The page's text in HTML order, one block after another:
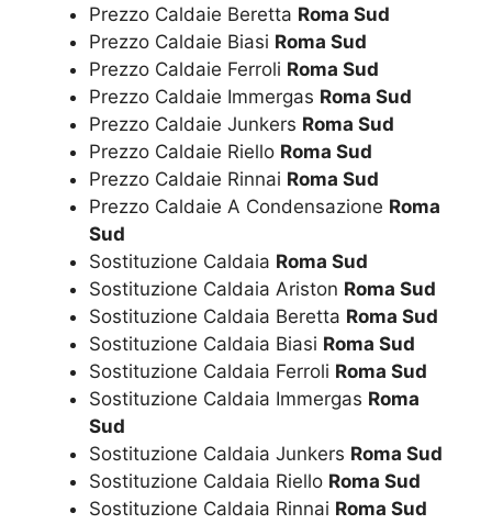
Prezzo Caldaie Beretta Roma Sud
Prezzo Caldaie Biasi Roma Sud
Prezzo Caldaie Ferroli Roma Sud
Prezzo Caldaie Immergas Roma Sud
Prezzo Caldaie Junkers Roma Sud
Prezzo Caldaie Riello Roma Sud
Prezzo Caldaie Rinnai Roma Sud
Prezzo Caldaie A Condensazione Roma
Sud
Sostituzione Caldaia Roma Sud
Sostituzione Caldaia Ariston Roma Sud
Sostituzione Caldaia Beretta Roma Sud
Sostituzione Caldaia Biasi Roma Sud
Sostituzione Caldaia Ferroli Roma Sud
Sostituzione Caldaia Immergas Roma
Sud
Sostituzione Caldaia Junkers Roma Sud
Sostituzione Caldaia Riello Roma Sud
Sostituzione Caldaia Rinnai Roma Sud